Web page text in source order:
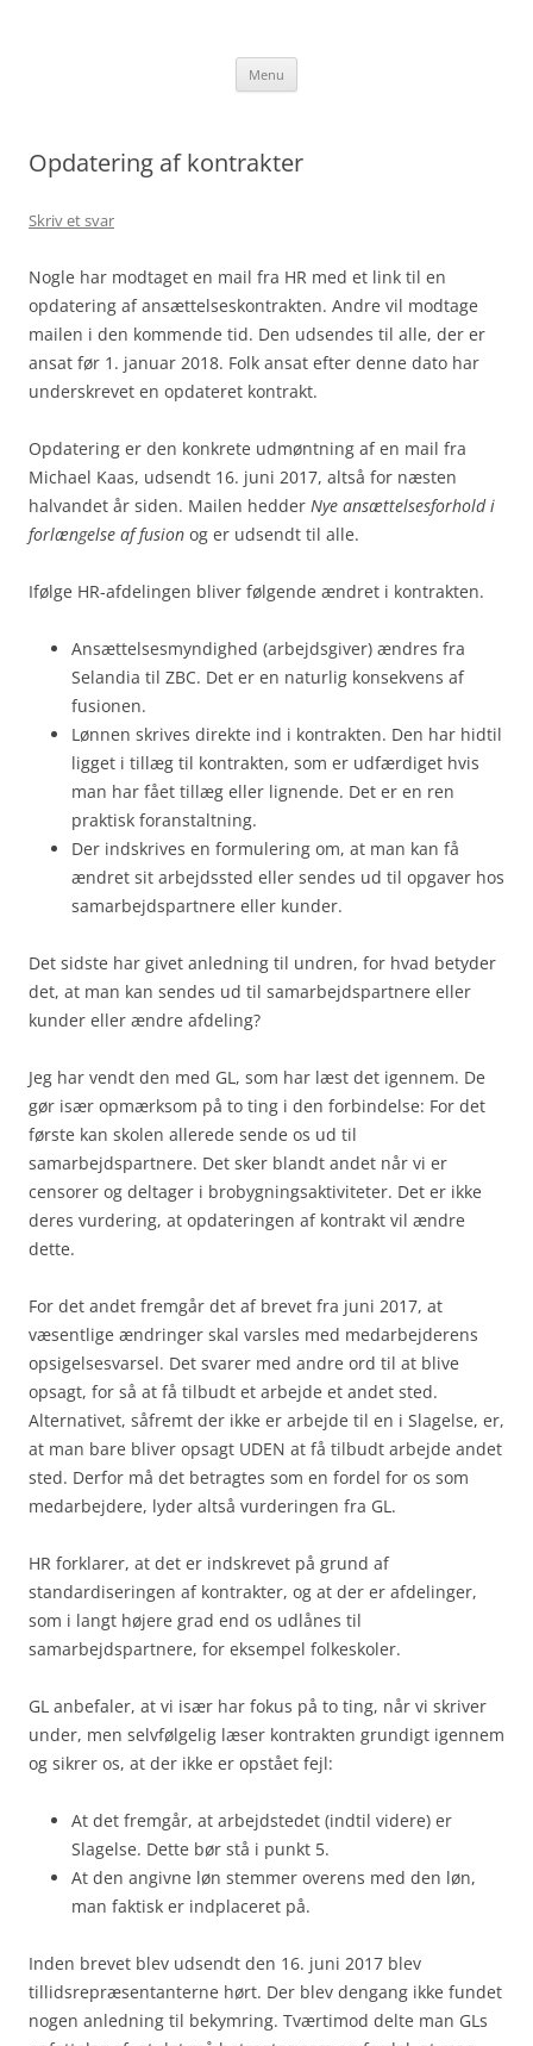
Menu
Opdatering af kontrakter
Skriv et svar
Nogle har modtaget en mail fra HR med et link til en
opdatering af ansættelseskontrakten. Andre vil modtage
mailen i den kommende tid. Den udsendes til alle, der er
ansat før 1. januar 2018. Folk ansat efter denne dato har
underskrevet en opdateret kontrakt.
Opdatering er den konkrete udmøntning af en mail fra
Michael Kaas, udsendt 16. juni 2017, altså for næsten
halvandet år siden. Mailen hedder Nye ansættelsesforhold i
forlængelse af fusion og er udsendt til alle.
Ifølge HR-afdelingen bliver følgende ændret i kontrakten.
Ansættelsesmyndighed (arbejdsgiver) ændres fra
Selandia til ZBC. Det er en naturlig konsekvens af
fusionen.
Lønnen skrives direkte ind i kontrakten. Den har hidtil
ligget i tillæg til kontrakten, som er udfærdiget hvis
man har fået tillæg eller lignende. Det er en ren
praktisk foranstaltning.
Der indskrives en formulering om, at man kan få
ændret sit arbejdssted eller sendes ud til opgaver hos
samarbejdspartnere eller kunder.
Det sidste har givet anledning til undren, for hvad betyder
det, at man kan sendes ud til samarbejdspartnere eller
kunder eller ændre afdeling?
Jeg har vendt den med GL, som har læst det igennem. De
gør især opmærksom på to ting i den forbindelse: For det
første kan skolen allerede sende os ud til
samarbejdspartnere. Det sker blandt andet når vi er
censorer og deltager i brobygningsaktiviteter. Det er ikke
deres vurdering, at opdateringen af kontrakt vil ændre
dette.
For det andet fremgår det af brevet fra juni 2017, at
væsentlige ændringer skal varsles med medarbejderens
opsigelsesvarsel. Det svarer med andre ord til at blive
opsagt, for så at få tilbudt et arbejde et andet sted.
Alternativet, såfremt der ikke er arbejde til en i Slagelse, er,
at man bare bliver opsagt UDEN at få tilbudt arbejde andet
sted. Derfor må det betragtes som en fordel for os som
medarbejdere, lyder altså vurderingen fra GL.
HR forklarer, at det er indskrevet på grund af
standardiseringen af kontrakter, og at der er afdelinger,
som i langt højere grad end os udlånes til
samarbejdspartnere, for eksempel folkeskoler.
GL anbefaler, at vi især har fokus på to ting, når vi skriver
under, men selvfølgelig læser kontrakten grundigt igennem
og sikrer os, at der ikke er opstået fejl:
At det fremgår, at arbejdstedet (indtil videre) er
Slagelse. Dette bør stå i punkt 5.
At den angivne løn stemmer overens med den løn,
man faktisk er indplaceret på.
Inden brevet blev udsendt den 16. juni 2017 blev
tillidsrepræsentanterne hørt. Der blev dengang ikke fundet
nogen anledning til bekymring. Tværtimod delte man GLs